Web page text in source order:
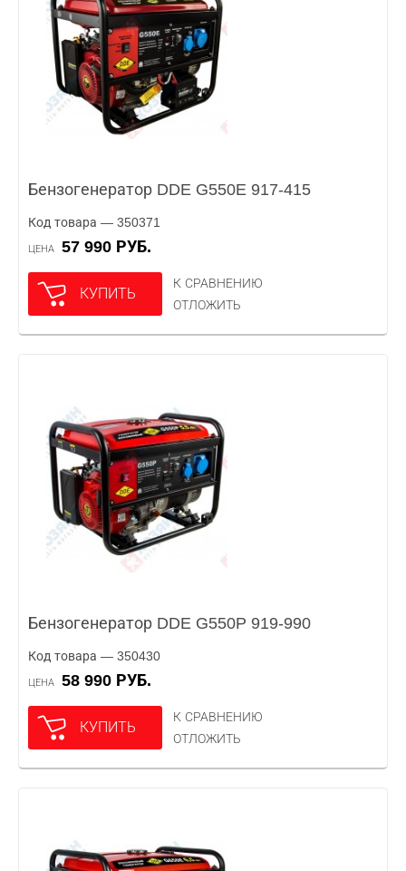
Бензогенератор DDE G550E 917-415
Код товара — 350371
ЦЕНА 57 990 РУБ.
КУПИТЬ
К СРАВНЕНИЮ
ОТЛОЖИТЬ
Бензогенератор DDE G550P 919-990
Код товара — 350430
ЦЕНА 58 990 РУБ.
КУПИТЬ
К СРАВНЕНИЮ
ОТЛОЖИТЬ